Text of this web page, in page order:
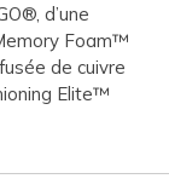
d’une
Foam™
de cuivre
Elite™